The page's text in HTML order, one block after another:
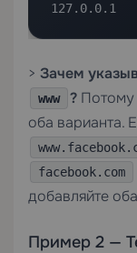
127.0.0.1
> Зачем
www ? Потому
оба варианта.
facebook.com
добавляйте
Пример 2 —